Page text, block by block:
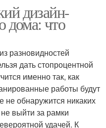
дизайн-
дома: что
разновидностей
дать стопроцентной
именно так, как
работы будут
не обнаружится никаких
выйти за рамки
удачей. К